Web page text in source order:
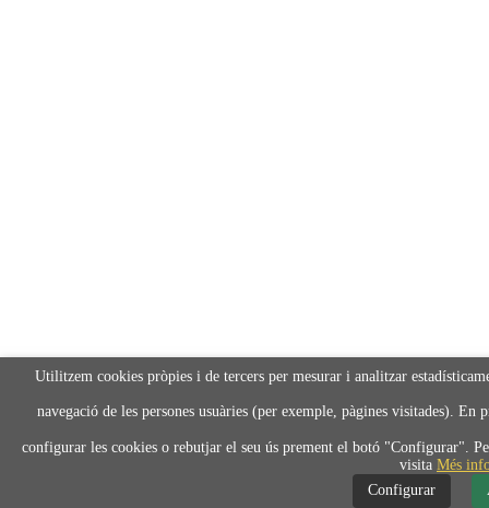
Utilitzem cookies pròpies i de tercers per mesurar i analitzar
navegació de les persones usuàries (per exemple, pàgines visitades). En
configurar les cookies o rebutjar el seu ús prement el botó "Configurar".
visita Més
Configurar